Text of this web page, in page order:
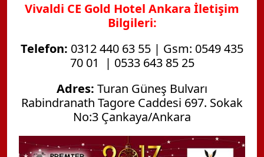
Vivaldi CE Gold Hotel Ankara İletişim
Bilgileri:
Telefon: 0312 440 63 55 | Gsm: 0549 435
70 01 | 0533 643 85 25
Adres: Turan Güneş Bulvarı
Rabindranath Tagore Caddesi 697. Sokak
No:3 Çankaya/Ankara